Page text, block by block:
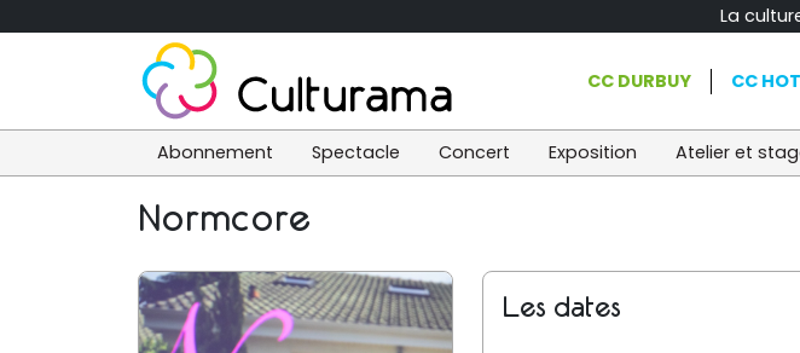
La
CC DURBUY CC
Abonnement Spectacle Concert Exposition Atelier et
Normcore
Les dates